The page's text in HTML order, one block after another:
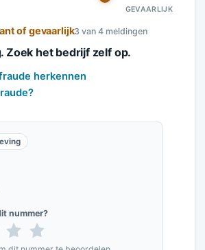
GEVAARLIJK
of gevaarlijk3 van 4 meldingen
Zoek het bedrijf zelf op.
herkennen
nummer?